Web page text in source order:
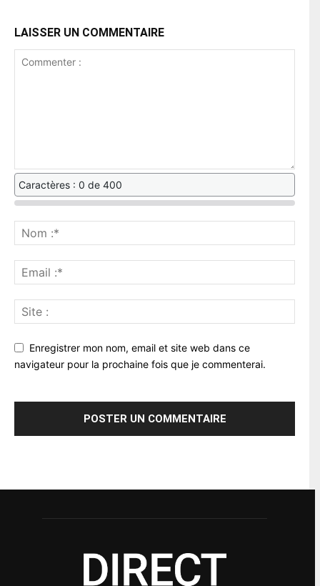
LAISSER UN COMMENTAIRE
Caractères : 0 de 400
Enregistrer mon nom, email et site web dans ce
navigateur pour la prochaine fois que je commenterai.